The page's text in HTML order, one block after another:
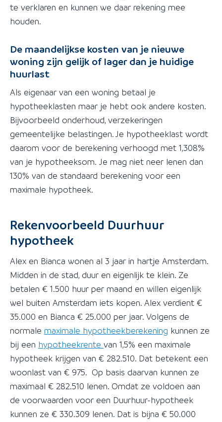
te verklaren en kunnen we daar rekening mee
houden.
De maandelijkse kosten van je nieuwe
woning zijn gelijk of lager dan je huidige
huurlast
Als eigenaar van een woning betaal je
hypotheeklasten maar je hebt ook andere kosten.
Bijvoorbeeld onderhoud, verzekeringen
gemeentelijke belastingen. Je hypotheeklast wordt
daarom voor de berekening verhoogd met 1,308%
van je hypotheeksom. Je mag niet neer lenen dan
130% van de standaard berekening voor een
maximale hypotheek.
Rekenvoorbeeld Duurhuur
hypotheek
Alex en Bianca wonen al 3 jaar in hartje Amsterdam.
Midden in de stad, duur en eigenlijk te klein. Ze
betalen € 1.500 huur per maand en willen eigenlijk
wel buiten Amsterdam iets kopen. Alex verdient €
35.000 en Bianca € 25.000 per jaar. Volgens de
normale maximale hypotheekberekening kunnen ze
bij een hypotheekrente van 1,5% een maximale
hypotheek krijgen van € 282.510. Dat betekent een
woonlast van € 975. Op basis daarvan kunnen ze
maximaal € 282.510 lenen. Omdat ze voldoen aan
de voorwaarden voor een Duurhuur-hypotheek
kunnen ze € 330.309 lenen. Dat is bijna € 50.000